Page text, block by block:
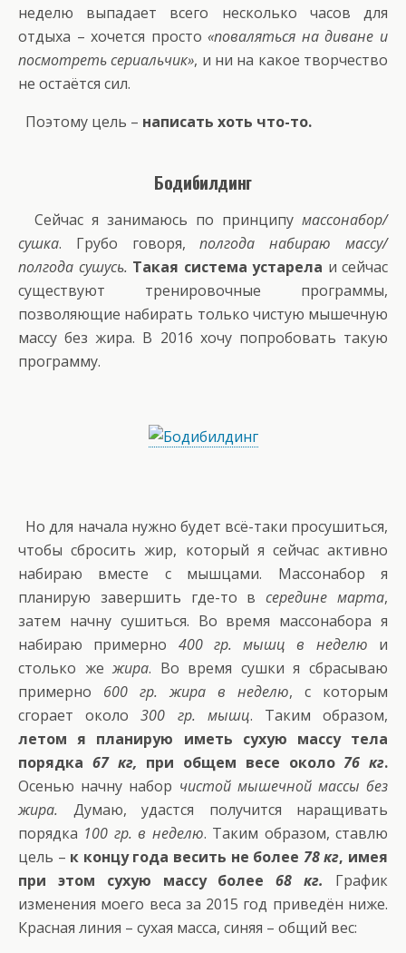
неделю выпадает всего несколько часов для
отдыха – хочется просто«поваляться на диване и
посмотреть сериальчик», и ни на какое творчество
не остаётся сил.
Поэтому цель – написать хоть что-то.
Бодибилдинг
Сейчас я занимаюсь по принципу массонабор/
сушка. Грубо говоря,полгода набираю массу/
полгода сушусь. Такая система устарела и сейчас
существуют тренировочные программы,
позволяющие набирать только чистую мышечную
массу без жира. В 2016 хочу попробовать такую
программу.
Но для начала нужно будет всё-таки просушиться,
чтобы сбросить жир, который я сейчас активно
набираю вместе с мышцами. Массонабор я
планирую завершить где-то всередине марта,
затем начну сушиться. Во время массонабора я
набираю примерно 400 гр. мышц в неделю и
столько жежира. Во время сушки я сбрасываю
примерно 600 гр. жира в неделю, с которым
сгорает около300 гр. мышц. Таким образом,
летом я планирую иметь сухую массу тела
порядка 67 кг, при общем весе около 76 кг.
Осенью начну набор чистой мышечной массы без
жира. Думаю, удастся получится наращивать
порядка 100 гр. в неделю. Таким образом, ставлю
цель – к концу года весить не более 78 кг, имея
при этом сухую массу более68 кг. График
изменения моего веса за 2015 год приведён ниже.
Красная линия – сухая масса, синяя – общий вес: